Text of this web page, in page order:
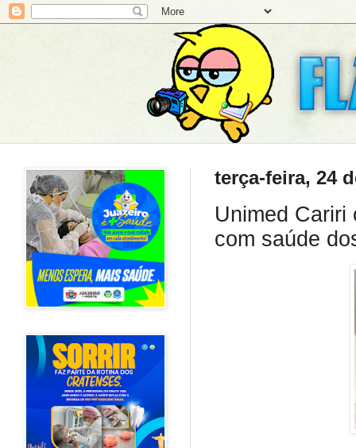
terça-feira, 24
Unimed Cariri
com saúde